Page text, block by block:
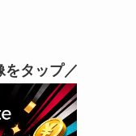
をタップ／